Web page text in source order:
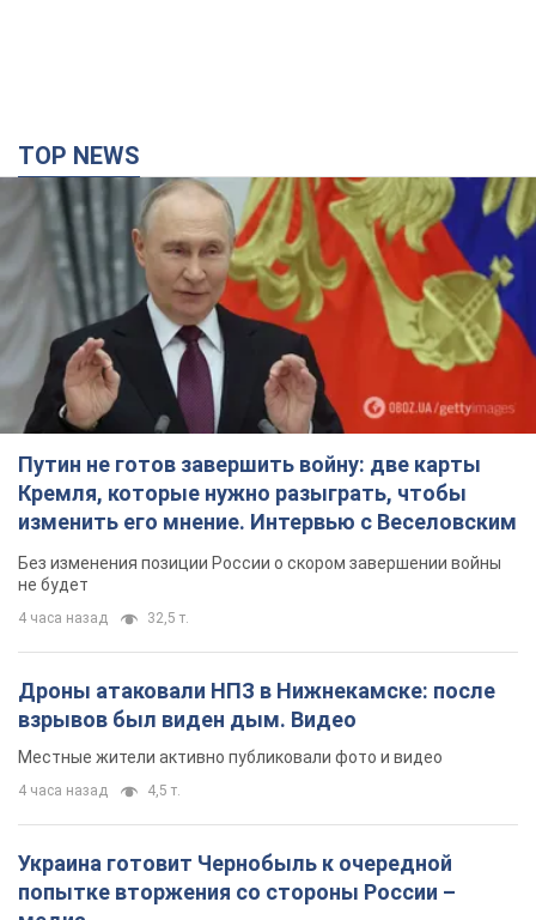
TOP NEWS
Путин не готов завершить войну: две карты
Кремля, которые нужно разыграть, чтобы
изменить его мнение. Интервью с Веселовским
Без изменения позиции России о скором завершении войны
не будет
4 часа назад 32,5 т.
Дроны атаковали НПЗ в Нижнекамске: после
взрывов был виден дым. Видео
Местные жители активно публиковали фото и видео
4 часа назад 4,5 т.
Украина готовит Чернобыль к очередной
попытке вторжения со стороны России –